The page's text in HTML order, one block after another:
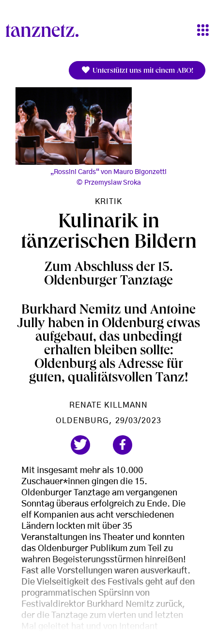
Unterstützt uns mit einem ABO!
„Rossini Cards“ von Mauro Bigonzetti
Przemyslaw Sroka
KRITIK
Kulinarik in
tänzerischen Bildern
Zum Abschluss der 15.
Oldenburger Tanztage
Burkhard Nemitz und Antoine
Jully haben in Oldenburg etwas
aufgebaut, das unbedingt
erhalten bleiben sollte:
Oldenburg als Adresse für
guten, qualitätsvollen Tanz!
RENATE KILLMANN
OLDENBURG , 29/03/2023
Mit insgesamt mehr als 10.000
Zuschauer*innen gingen die 15.
Oldenburger Tanztage am vergangenen
Sonntag überaus erfolgreich zu Ende. Die
elf Kompanien aus acht verschiedenen
Ländern lockten mit über 35
Veranstaltungen ins Theater und konnten
das Oldenburger Publikum zum Teil zu
wahren Begeisterungsstürmen hinreißen!
Fast alle Vorstellungen waren ausverkauft.
Die Vielseitigkeit des Festivals geht auf den
programmatischen Spürsinn von
Festivaldirektor Burkhard Nemitz zurück,
der die Tanztage zum vierten und letzten
Mal geleitet hat und von Intendant